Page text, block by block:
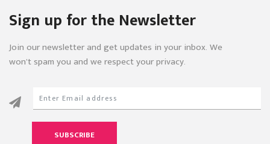
Sign up for the Newsletter
Join our newsletter and get updates in your inbox. We
won’t spam you and we respect your privacy.
SUBSCRIBE